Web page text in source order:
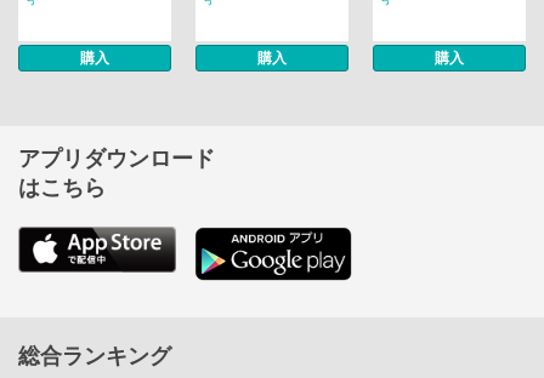
購入 購入 購入
アプリダウンロード
はこちら
総合ランキング